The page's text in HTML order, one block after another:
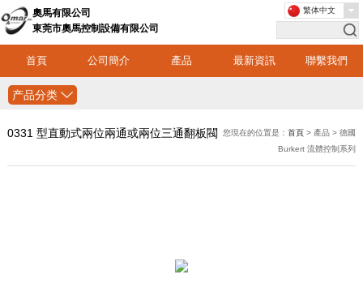
奧馬有限公司
東莞市奧馬控制設備有限公司
首頁 公司簡介 產品 最新資訊 聯繫我們
繁体中文
产品分类
0331 型直動式兩位兩通或兩位三通翻板閥 您現在的位置是：首頁 > 產品 > 德國
Burkert 流體控制系列